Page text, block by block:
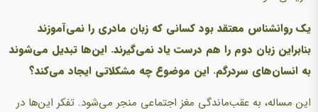
یک روانشناس معتقد بود کسانی که زبان مادری را نمی‌آموزند
بنابراین زبان دوم را هم درست یاد نمی‌گیرند. این‌ها تبدیل می‌شوند
به انسان‌های سردرگم. این موضوع چه مشکلاتی ایجاد می‌کند؟
این مساله، به عقب‌ماندگی مغز اجتماعی منجر می‌شود. تفکر این‌ها در